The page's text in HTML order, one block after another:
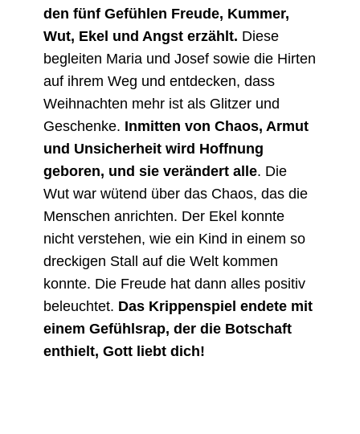
den fünf Gefühlen Freude, Kummer,
Wut, Ekel und Angst erzählt. Diese
begleiten Maria und Josef sowie die Hirten
auf ihrem Weg und entdecken, dass
Weihnachten mehr ist als Glitzer und
Geschenke. Inmitten von Chaos, Armut
und Unsicherheit wird Hoffnung
geboren, und sie verändert alle. Die
Wut war wütend über das Chaos, das die
Menschen anrichten. Der Ekel konnte
nicht verstehen, wie ein Kind in einem so
dreckigen Stall auf die Welt kommen
konnte. Die Freude hat dann alles positiv
beleuchtet. Das Krippenspiel endete mit
einem Gefühlsrap, der die Botschaft
enthielt, Gott liebt dich!